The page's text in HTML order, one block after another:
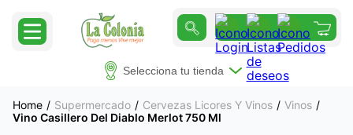
Selecciona tu tienda
Supermercado Cervezas Licores Y Vinos
Vinos
Vino Casillero Del Diablo Merlot 750 Ml